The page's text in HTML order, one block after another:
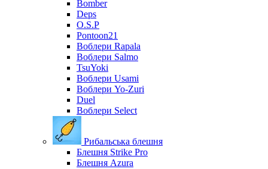
Bomber
Deps
O.S.P
Pontoon21
Воблери Rapala
Воблери Salmo
TsuYoki
Воблери Usami
Воблери Yo-Zuri
Duel
Воблери Select
Рибальська блешня
Блешня Strike Pro
Блешня Azura